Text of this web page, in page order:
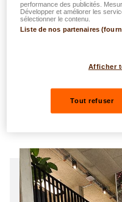
Les agences
Sensibilisation
performance des publicités.
Développer et améliorer les
sélectionner le contenu.
Liste de nos partenaires
Afficher
Tout refuser